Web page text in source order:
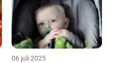
06 juli 2025